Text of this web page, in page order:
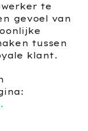
te
gevoel van
tussen
klant.